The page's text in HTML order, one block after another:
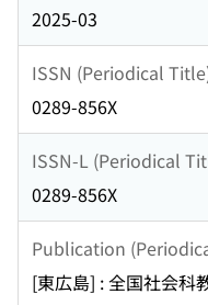
2025-03
ISSN (Periodical
0289-856X
ISSN-L (Periodical
0289-856X
Publication
[東広島] : 全国社会科